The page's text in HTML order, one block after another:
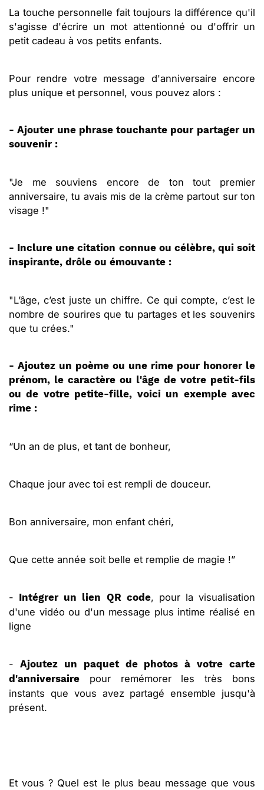
La touche personnelle fait toujours la différence qu'il
s'agisse d'écrire un mot attentionné ou d'offrir un
petit cadeau à vos petits enfants.
Pour rendre votre message d'anniversaire encore
plus unique et personnel, vous pouvez alors :
- Ajouter une phrase touchante pour partager un
souvenir :
"Je me souviens encore de ton tout premier
anniversaire, tu avais mis de la crème partout sur ton
visage !"
- Inclure une citation connue ou célèbre, qui soit
inspirante, drôle ou émouvante :
"L’âge, c’est juste un chiffre. Ce qui compte, c’est le
nombre de sourires que tu partages et les souvenirs
que tu crées."
- Ajoutez un poème ou une rime pour honorer le
prénom, le caractère ou l'âge de votre petit-fils
ou de votre petite-fille, voici un exemple avec
rime :
“Un an de plus, et tant de bonheur,
Chaque jour avec toi est rempli de douceur.
Bon anniversaire, mon enfant chéri,
Que cette année soit belle et remplie de magie !”
- Intégrer un lien QR code, pour la visualisation
d'une vidéo ou d'un message plus intime réalisé en
ligne
- Ajoutez un paquet de photos à votre carte
d'anniversaire pour remémorer les très bons
instants que vous avez partagé ensemble jusqu'à
présent.
Et vous ? Quel est le plus beau message que vous